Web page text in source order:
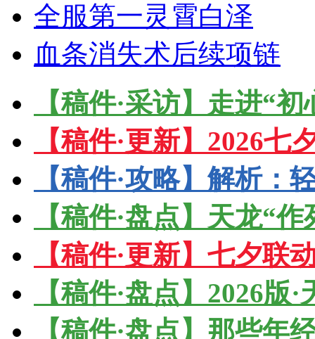
全服第一灵霄白泽
血条消失术后续项链
【稿件·采访】走进“
【稿件·更新】2026
【稿件·攻略】解析
【稿件·盘点】天龙“
【稿件·更新】七夕联
【稿件·盘点】2026版
【稿件·盘点】那些